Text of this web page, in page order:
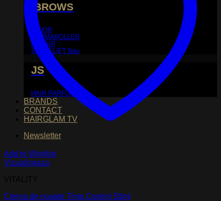
iBROWS
ELIXIR
DERMAROLLER
REHAIR
SPACELIFT
JS
HAIR PARFUM
BRANDS
CONTACT
HAIRGLAM TV
Newsletter
Add to Wishlist
Vizualizeaza
Crema de noapte Time Control 50ml